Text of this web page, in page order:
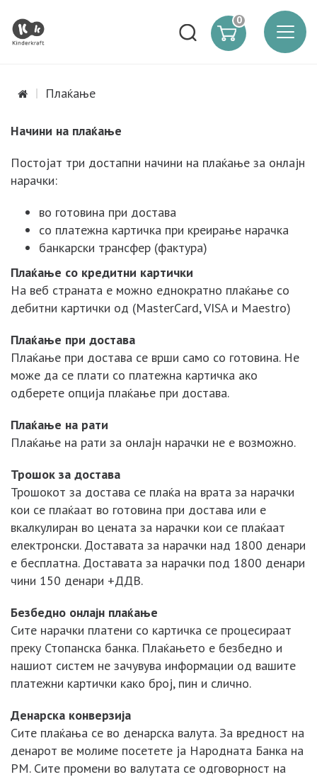
0
Плаќање
Начини на плаќање
Постојат три достапни начини на плаќање за онлајн
нарачки:
во готовина при достава
со платежна картичка при креирање нарачка
банкарски трансфер (фактура)
Плаќање со кредитни картички
На веб страната е можно еднократно плаќање со
дебитни картички од (MasterCard, VISA и Maestro)
Плаќање при достава
Плаќање при достава се врши само со готовина. Не
може да се плати со платежна картичка ако
одберете опција плаќање при достава.
Плаќање на рати
Плаќање на рати за онлајн нарачки не е возможно.
Трошок за достава
Трошокот за достава се плаќа на врата за нарачки
кои се плаќаат во готовина при достава или е
вкалкулиран во цената за нарачки кои се плаќаат
електронски. Доставата за нарачки над 1800 денари
е бесплатна. Доставата за нарачки под 1800 денари
чини 150 денари +ДДВ.
Безбедно онлајн плаќање
Сите нарачки платени со картичка се процесираат
преку Стопанска банка. Плаќањето е безбедно и
нашиот систем не зачувува информации од вашите
платежни картички како број, пин и слично.
Денарска конверзија
Сите плаќања се во денарска валута. За вредност на
денарот ве молиме посетете ја Народната Банка на
РМ. Сите промени во валутата се одговорност на